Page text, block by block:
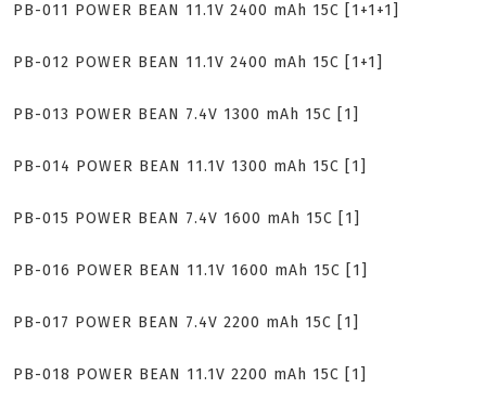
PB-011 POWER BEAN 11.1V 2400 mAh 15C [1+1+1]
PB-012 POWER BEAN 11.1V 2400 mAh 15C [1+1]
PB-013 POWER BEAN 7.4V 1300 mAh 15C [1]
PB-014 POWER BEAN 11.1V 1300 mAh 15C [1]
PB-015 POWER BEAN 7.4V 1600 mAh 15C [1]
PB-016 POWER BEAN 11.1V 1600 mAh 15C [1]
PB-017 POWER BEAN 7.4V 2200 mAh 15C [1]
PB-018 POWER BEAN 11.1V 2200 mAh 15C [1]